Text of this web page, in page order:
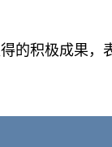
的积极成果